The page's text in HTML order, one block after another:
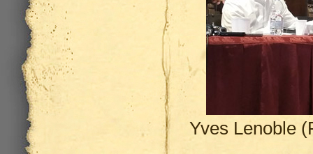
Yves Lenoble